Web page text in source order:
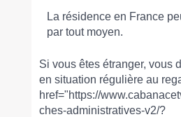
La résidence en France
par tout moyen.
Si vous êtes étranger, vous
en situation régulière au
href="https://
ches-administratives-v2/?